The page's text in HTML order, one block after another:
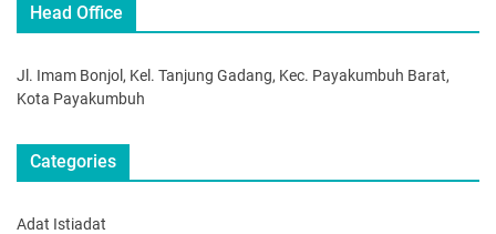
Head Office
Jl. Imam Bonjol, Kel. Tanjung Gadang, Kec. Payakumbuh Barat,
Kota Payakumbuh
Categories
Adat Istiadat